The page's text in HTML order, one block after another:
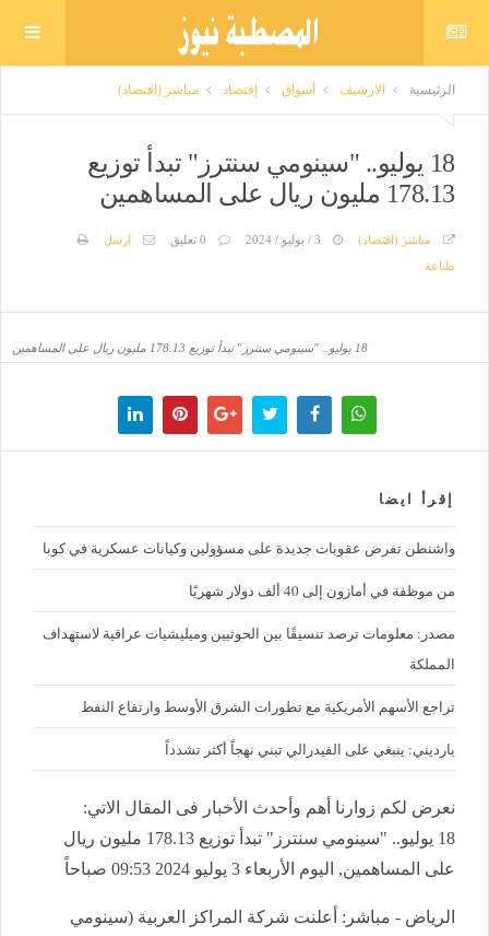
الرئيسية الارشيف أسواق إقتصاد مباشر (اقتصاد)
18 يوليو.. "سينومي سنترز" تبدأ توزيع
178.13 مليون ريال على المساهمين
مباشر (اقتصاد) 0 تعليق
ارسل
طباعة
18 يوليو.. "سينومي سنترز" تبدأ توزيع 178.13 مليون ريال على المساهمين
إقرأ ايضا
واشنطن تفرض عقوبات جديدة على مسؤولين وكيانات عسكرية في كوبا
من موظفة في أمازون إلى 40 ألف دولار شهريًا
مصدر: معلومات ترصد تنسيقًا بين الحوثيين وميليشيات عراقية لاستهداف
المملكة
تراجع الأسهم الأمريكية مع تطورات الشرق الأوسط وارتفاع النفط
يارديني: ينبغي على الفيدرالي تبني نهجاً أكثر تشدداً
نعرض لكم زوارنا أهم وأحدث الأخبار فى المقال الاتي:
18 يوليو.. "سينومي سنترز" تبدأ توزيع 178.13 مليون ريال
على المساهمين, اليوم الأربعاء 3 يوليو 2024 09:53 صباحاً
الرياض - مباشر: أعلنت شركة المراكز العربية (سينومي